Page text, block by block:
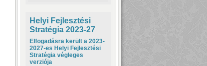
Helyi Fejlesztési
Stratégia 2023-27
Elfogadásra került a 2023-
2027-es Helyi Fejlesztési
Stratégia végleges
verziója